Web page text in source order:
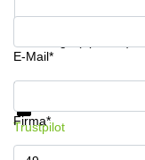
E-Mail*
Firma*
Informationen und
Trustpilot